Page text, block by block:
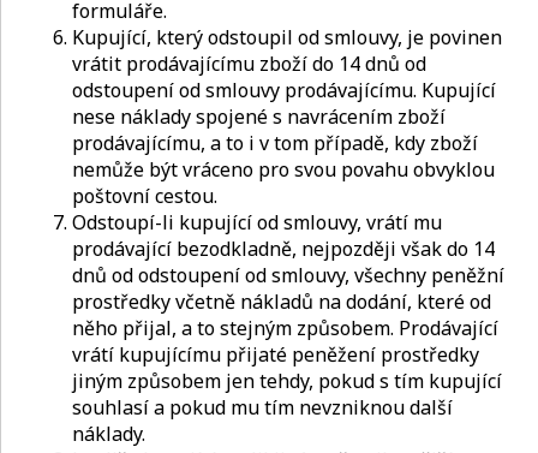
formuláře.
Kupující, který odstoupil od smlouvy, je povinen
vrátit prodávajícímu zboží do 14 dnů od
odstoupení od smlouvy prodávajícímu. Kupující
nese náklady spojené s navrácením zboží
prodávajícímu, a to i v tom případě, kdy zboží
nemůže být vráceno pro svou povahu obvyklou
poštovní cestou.
Odstoupí-li kupující od smlouvy, vrátí mu
prodávající bezodkladně, nejpozději však do 14
dnů od odstoupení od smlouvy, všechny peněžní
prostředky včetně nákladů na dodání, které od
něho přijal, a to stejným způsobem. Prodávající
vrátí kupujícímu přijaté peněžení prostředky
jiným způsobem jen tehdy, pokud s tím kupující
souhlasí a pokud mu tím nevzniknou další
náklady.